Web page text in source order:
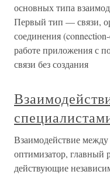
основных типа
Первый тип — связи,
соединения
работе приложения с
связи без создания
Взаимодействие
оптимизатор, главный
действующие